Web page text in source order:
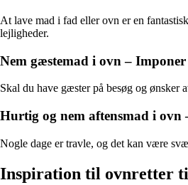
At lave mad i fad eller ovn er en
lejligheder.
Nem gæstemad i ovn –
Skal du have gæster på besøg og ønsker
Hurtig og nem aftensmad i ovn
Nogle dage er travle, og det kan være
Inspiration til ovnretter